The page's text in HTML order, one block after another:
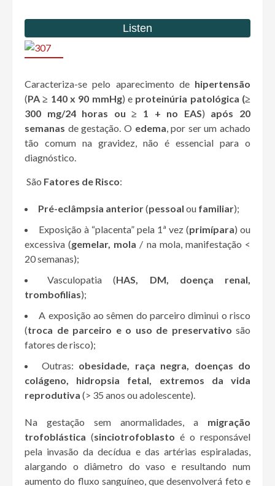
Caracteriza-se pelo aparecimento de hipertensão
(PA ≥ 140 x 90 mmHg) e proteinúria patológica (≥
300 mg/24 horas ou ≥ 1 + no EAS) após 20
semanas de gestação. O edema, por ser um achado
tão comum na gravidez, não é essencial para o
diagnóstico.
São Fatores de Risco:
Pré-eclâmpsia anterior(pessoal ou familiar);
Exposição à “placenta” pela 1ª vez (primípara) ou
excessiva (gemelar, mola / na mola, manifestação <
20 semanas);
Vasculopatia (HAS, DM, doença renal,
trombofilias);
A exposição ao sêmen do parceiro diminui o risco
(troca de parceiro e o uso de preservativo são
fatores de risco);
Outras: obesidade, raça negra, doenças do
colágeno, hidropsia fetal, extremos da vida
reprodutiva (> 35 anos ou adolescente).
Na gestação sem anormalidades, a migração
trofoblástica (sinciotrofoblasto é o responsável
pela invasão da decídua e das artérias espiraladas,
alargando o diâmetro do vaso e resultando num
aumento do fluxo sanguíneo, que desenvolverá feto e